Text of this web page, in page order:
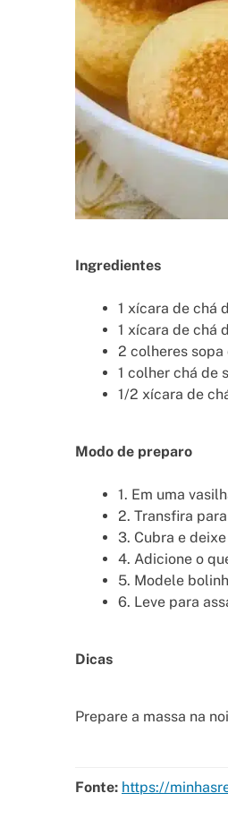
Ingredientes
1 xícara de chá
1 xícara de chá
2 colheres sopa
1 colher chá de
1/2 xícara de
Modo de preparo
1. Em uma
2. Transfira
3. Cubra e
4. Adicione o
5. Modele
6. Leve para
Dicas
Prepare a massa na
Fonte: https://